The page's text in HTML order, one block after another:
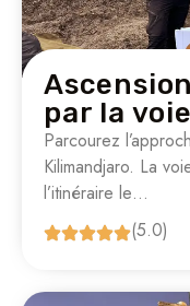
par la
Parcourez
Kilimandjaro. La
l’itinéraire le…
(5.0)